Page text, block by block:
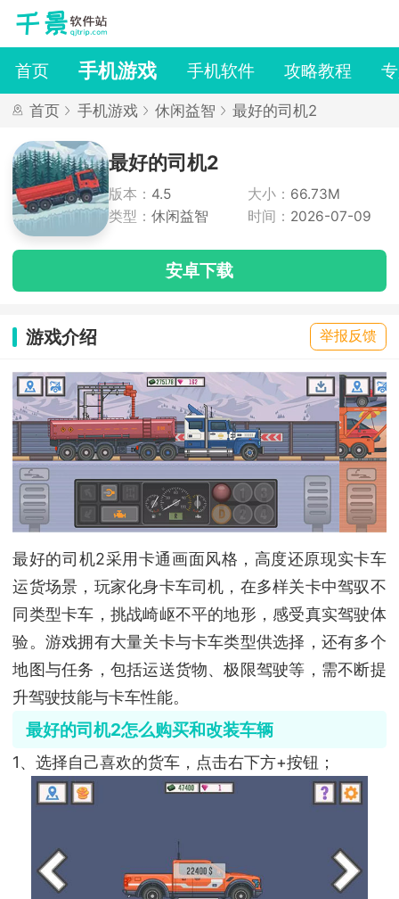
首页 手机游戏 手机软件 攻略教程
首页 手机游戏 休闲益智 最好的司机2
最好的司机2
版本： 4.5 大小： 66.73M
类型： 休闲益智 时间： 2026-07-09
安卓下载
游戏介绍 举报反馈
最好的司机2采用卡通画面风格，高度还原现实卡车
运货场景，玩家化身卡车司机，在多样关卡中驾驭不
同类型卡车，挑战崎岖不平的地形，感受真实驾驶体
验。游戏拥有大量关卡与卡车类型供选择，还有多个
地图与任务，包括运送货物、极限驾驶等，需不断提
升驾驶技能与卡车性能。
最好的司机2怎么购买和改装车辆
1、选择自己喜欢的货车，点击右下方+按钮；